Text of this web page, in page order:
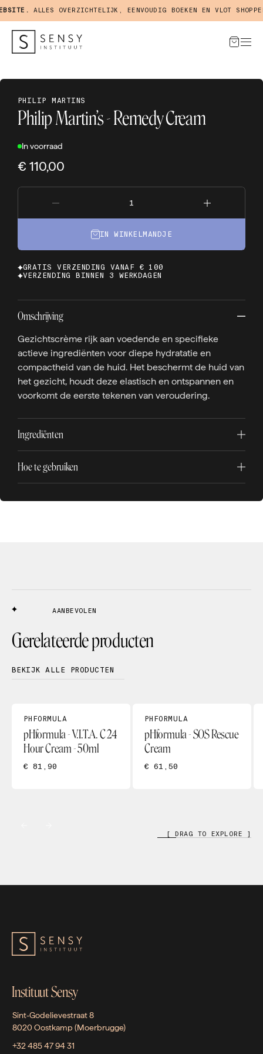
ALLES OVERZICHTELIJK, EENVOUDIG BOEKEN EN VLOT SHOPPEN
PHILIP MARTINS
Philip Martin’s - Remedy Cream
In voorraad
€ 110,00
IN WINKELMANDJE
GRATIS VERZENDING VANAF € 100
VERZENDING BINNEN 3 WERKDAGEN
Omschrijving
Gezichtscrème rijk aan voedende en specifieke
actieve ingrediënten voor diepe hydratatie en
compactheid van de huid. Het beschermt de huid van
het gezicht, houdt deze elastisch en ontspannen en
voorkomt de eerste tekenen van veroudering.
Ingrediënten
Hoe te gebruiken
AANBEVOLEN
Gerelateerde producten
BEKIJK ALLE PRODUCTEN
PHFORMULA
pHformula - V.I.T.A. C 24
Hour Cream - 50ml
€ 81,90
PHFORMULA
pHformula - SOS Rescue
Cream
€ 61,50
[ DRAG TO EXPLORE ]
Instituut Sensy
Sint-Godelievestraat 8
8020 Oostkamp (Moerbrugge)
+32 485 47 94 31